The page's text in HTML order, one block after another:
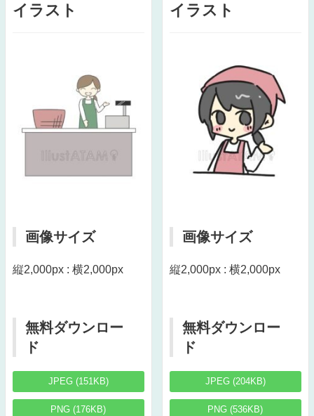
イラスト
画像サイズ
縦2,000px : 横2,000px
無料ダウンロー
ド
JPEG (151KB)
PNG (176KB)
イラスト
画像サイズ
縦2,000px : 横2,000px
無料ダウンロー
ド
JPEG (204KB)
PNG (536KB)